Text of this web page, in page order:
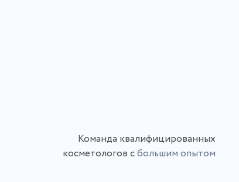
Команда квалифицированных
косметологов сбольшим опытом